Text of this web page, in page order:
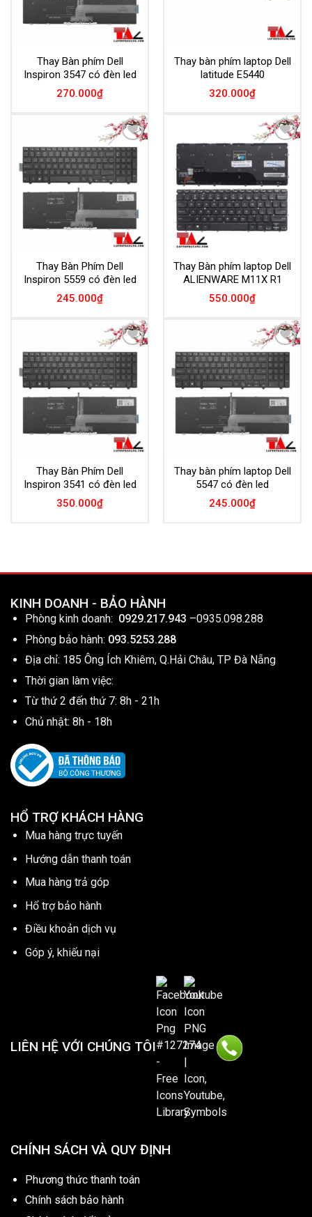
Thay Bàn phím Dell
Inspiron 3547 có đèn led
270.000₫
Thay bàn phím laptop Dell
latitude E5440
320.000₫
Add to
Wishlist
Thay Bàn Phím Dell
Inspiron 5559 có đèn led
245.000₫
Add to
Wishlist
Thay Bàn phím laptop Dell
ALIENWARE M11X R1
550.000₫
Add to
Wishlist
Thay Bàn Phím Dell
Inspiron 3541 có đèn led
350.000₫
Add to
Wishlist
Thay bàn phím laptop Dell
5547 có đèn led
245.000₫
KINH DOANH - BẢO HÀNH
Phòng kinh doanh: 0929.217.943 –0935.098.288
Phòng bảo hành: 093.5253.288
Địa chỉ: 185 Ông Ích Khiêm, Q.Hải Châu, TP Đà Nẵng
Thời gian làm việc:
Từ thứ 2 đến thứ 7: 8h - 21h
Chủ nhật: 8h - 18h
HỔ TRỢ KHÁCH HÀNG
Mua hàng trực tuyến
Hướng dẫn thanh toán
Mua hàng trả góp
Hổ trợ bảo hành
Điều khoản dịch vụ
Góp ý, khiếu nại
LIÊN HỆ VỚI CHÚNG TÔI
CHÍNH SÁCH VÀ QUY ĐỊNH
Phương thức thanh toán
Chính sách bảo hành